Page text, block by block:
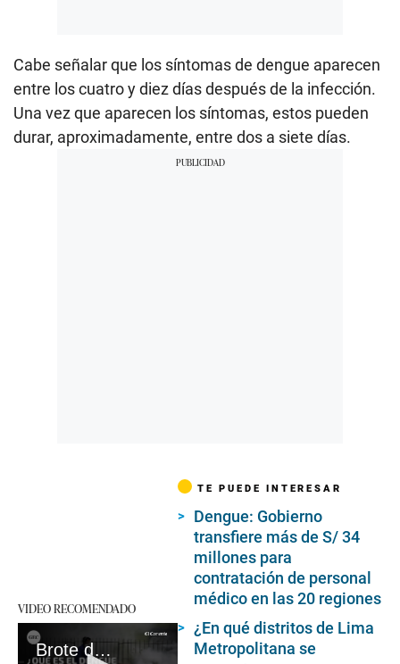
Cabe señalar que los síntomas de dengue aparecen
entre los cuatro y diez días después de la infección.
Una vez que aparecen los síntomas, estos pueden
durar, aproximadamente, entre dos a siete días.
VIDEO RECOMENDADO
Brote de dengue en el Perú: ¿Qué es, cuáles son los síntomas y por qué es tan peligroso?
TE PUEDE INTERESAR
Dengue: Gobierno
transfiere más de S/ 34
millones para
contratación de personal
médico en las 20 regiones
¿En qué distritos de Lima
Metropolitana se